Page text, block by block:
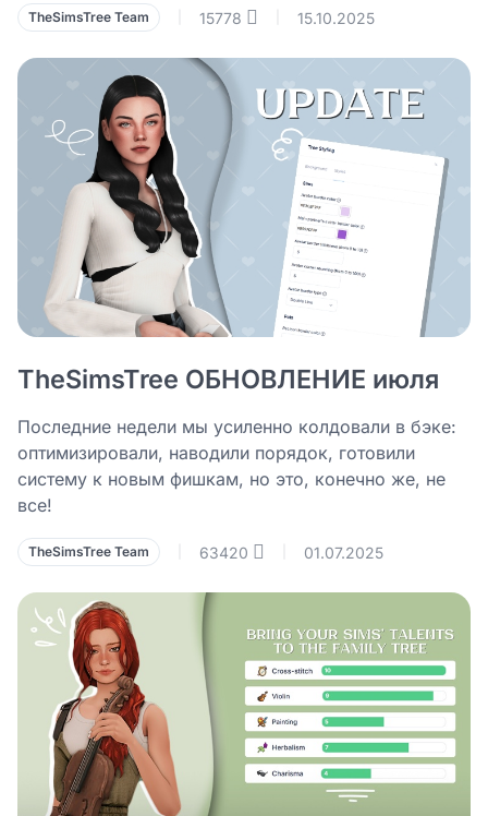
TheSimsTree Team 15778 15.10.2025
TheSimsTree ОБНОВЛЕНИЕ июля
Последние недели мы усиленно колдовали в бэке:
оптимизировали, наводили порядок, готовили
систему к новым фишкам, но это, конечно же, не
все!
TheSimsTree Team 63420 01.07.2025